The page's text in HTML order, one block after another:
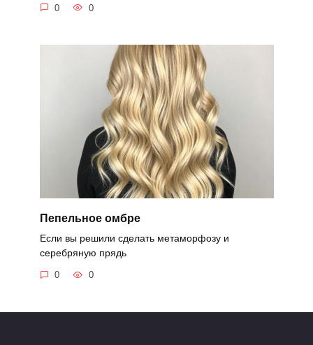
0 0
Пепельное омбре
Если вы решили сделать метаморфозу и
серебряную прядь
0 0